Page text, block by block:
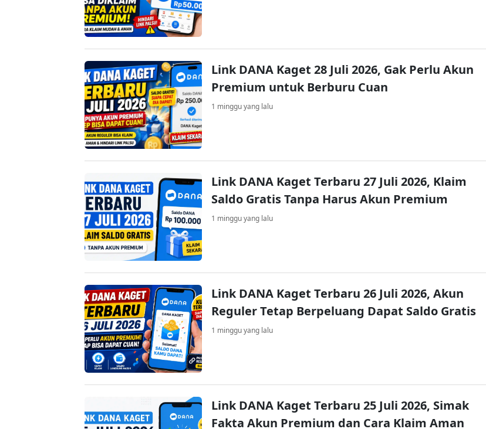
Link DANA Kaget 28 Juli 2026, Gak Perlu Akun
Premium untuk Berburu Cuan
1 minggu yang lalu
Link DANA Kaget Terbaru 27 Juli 2026, Klaim
Saldo Gratis Tanpa Harus Akun Premium
1 minggu yang lalu
Link DANA Kaget Terbaru 26 Juli 2026, Akun
Reguler Tetap Berpeluang Dapat Saldo Gratis
1 minggu yang lalu
Link DANA Kaget Terbaru 25 Juli 2026, Simak
Fakta Akun Premium dan Cara Klaim Aman